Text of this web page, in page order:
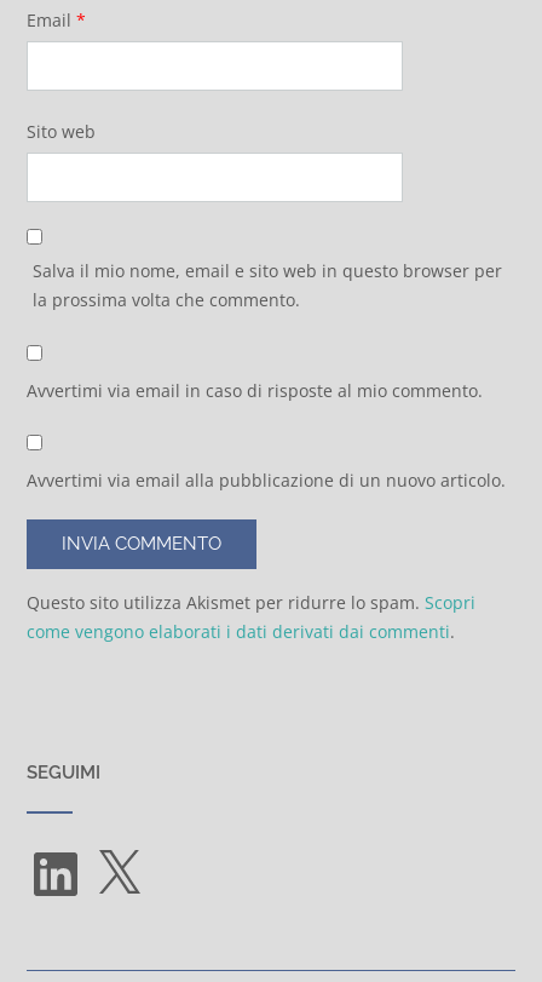
Email *
Sito web
Salva il mio nome, email e sito web in questo browser per
la prossima volta che commento.
Avvertimi via email in caso di risposte al mio commento.
Avvertimi via email alla pubblicazione di un nuovo articolo.
Questo sito utilizza Akismet per ridurre lo spam. Scopri
come vengono elaborati i dati derivati dai commenti.
SEGUIMI
LinkedIn